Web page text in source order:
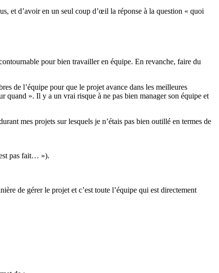
et d’avoir en un seul coup d’œil la réponse à la question « quoi
pour bien travailler en équipe. En revanche, faire du
de l’équipe pour que le projet avance dans les meilleures
quand ». Il y a un vrai risque à ne pas bien manager son équipe et
mes projets sur lesquels je n’étais pas bien outillé en termes de
pas fait… »).
de gérer le projet et c’est toute l’équipe qui est directement